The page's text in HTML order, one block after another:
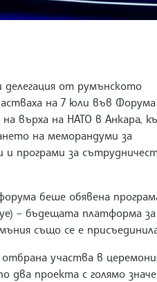
от румънското
на 7 юли във Форума
върха на НАТО в Анкара,
на меморандуми за
програми за
беше обявена
– бъдещата платформа
също се е
участва в
два проекта с голямо